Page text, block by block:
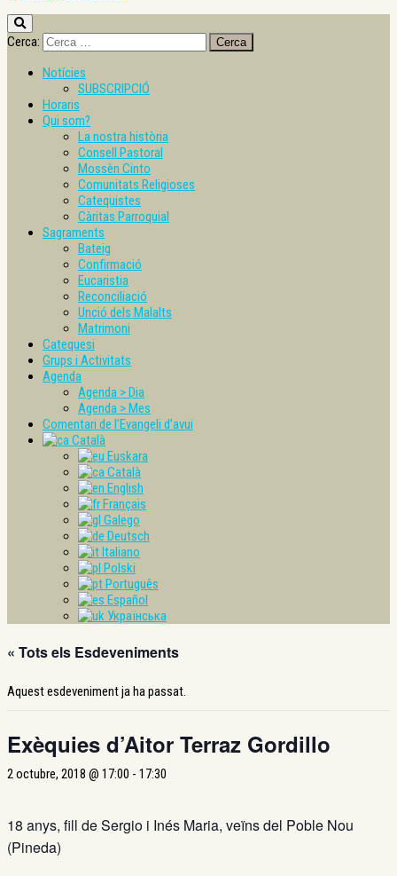
Cerca:
Notícies
SUBSCRIPCIÓ
Horaris
Qui som?
La nostra història
Consell Pastoral
Mossèn Cinto
Comunitats Religioses
Catequistes
Càritas Parroquial
Sagraments
Bateig
Confirmació
Eucaristia
Reconciliació
Unció dels Malalts
Matrimoni
Catequesi
Grups i Activitats
Agenda
Agenda > Dia
Agenda > Mes
Comentari de l’Evangeli d’avui
Català
Euskara
Català
English
Français
Galego
Deutsch
Italiano
Polski
Português
Español
Українська
« Tots els Esdeveniments
Aquest esdeveniment ja ha passat.
Exèquies d’Aitor Terraz Gordillo
2 octubre, 2018 @ 17:00 - 17:30
18 anys, fill de Sergio i Inés Maria, veïns del Poble Nou
(Pineda)